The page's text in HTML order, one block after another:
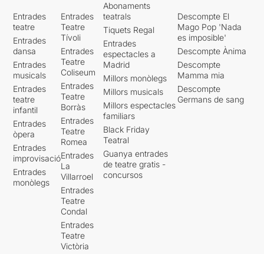
Entrades
teatre
Entrades
dansa
Entrades
musicals
Entrades
teatre
infantil
Entrades
òpera
Entrades
improvisació
Entrades
monòlegs
Entrades
Teatre
Tívoli
Entrades
Teatre
Coliseum
Entrades
Teatre
Borràs
Entrades
Teatre
Romea
Entrades
La
Villarroel
Entrades
Teatre
Condal
Entrades
Teatre
Victòria
Abonaments
teatrals
Tiquets Regal
Entrades
espectacles a
Madrid
Millors monòlegs
Millors musicals
Millors espectacles
familiars
Black Friday
Teatral
Guanya entrades
de teatre gratis -
concursos
Descompte El
Mago Pop 'Nada
es imposible'
Descompte Ànima
Descompte
Mamma mia
Descompte
Germans de sang